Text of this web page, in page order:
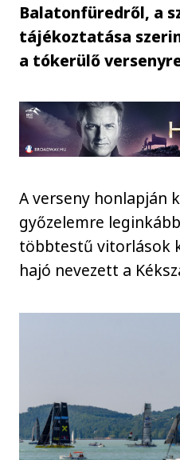
Balatonfüredről, a
tájékoztatása
a tókerülő
A verseny honlapján
győzelemre
többtestű vitorlások
hajó nevezett a